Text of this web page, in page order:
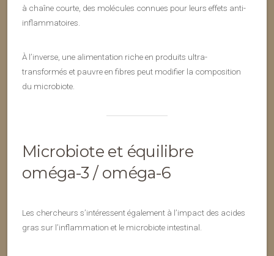
à chaîne courte, des molécules connues pour leurs effets anti-
inflammatoires.
À l’inverse, une alimentation riche en produits ultra-
transformés et pauvre en fibres peut modifier la composition
du microbiote.
Microbiote et équilibre
oméga-3 / oméga-6
Les chercheurs s’intéressent également à l’impact des acides
gras sur l’inflammation et le microbiote intestinal.